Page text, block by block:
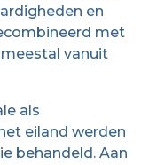
en
met
vanuit
als
eiland werden
behandeld. Aan